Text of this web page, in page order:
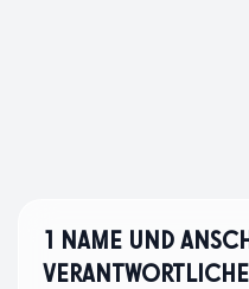
1 NAME UND